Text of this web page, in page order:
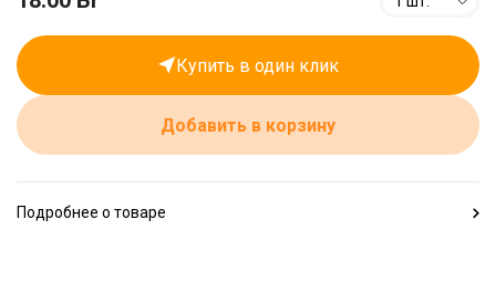
Купить в один клик
Добавить в корзину
Подробнее о товаре